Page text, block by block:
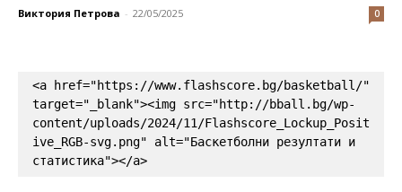
Виктория Петрова - 22/05/2025 0
<a href="https://www.flashscore.bg/basketball/"
target="_blank"><img src="http://bball.bg/wp-
content/uploads/2024/11/Flashscore_Lockup_Posit
ive_RGB-svg.png" alt="Баскетболни резултати и
статистика"></a>